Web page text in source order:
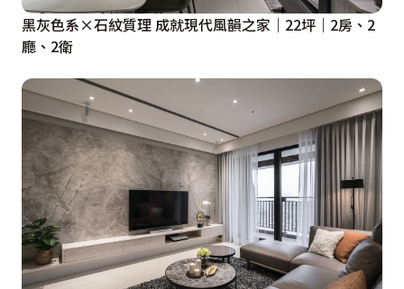
黑灰色系×石紋質理 成就現代風韻之家｜22坪｜2房、2
廳、2衛